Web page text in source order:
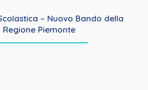
– Nuovo Bando della
Regione Piemonte